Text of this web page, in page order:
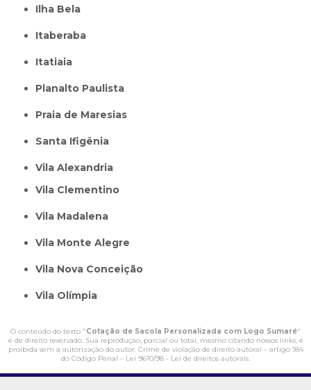
Ilha Bela
Itaberaba
itatiaia
Planalto Paulista
Praia de Maresias
Santa Ifigênia
Vila Alexandria
Vila Clementino
Vila Madalena
Vila Monte Alegre
Vila Nova Conceição
Vila Olímpia
O conteúdo do texto "Cotação de Sacola Personalizada com Logo Sumaré"
é de direito reservado. Sua reprodução, parcial ou total, mesmo citando nossos links, é
proibida sem a autorização do autor. Crime de violação de direito autoral – artigo 184
do Código Penal – Lei 9610/98 - Lei de direitos autorais.